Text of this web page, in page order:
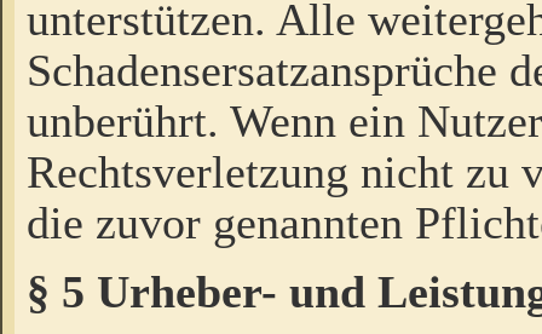
unterstützen. Alle
Schadensersatzansprüche
unberührt. Wenn ein
Rechtsverletzung nicht zu
die zuvor genannten
§ 5 Urheber- und